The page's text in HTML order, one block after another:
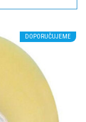
DOPORUČUJEME